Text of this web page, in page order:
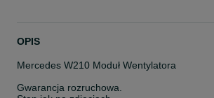
OPIS
Mercedes W210 Moduł Wentylatora
Gwarancja rozruchowa.